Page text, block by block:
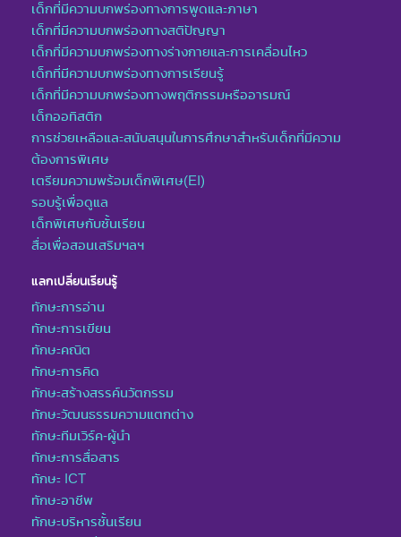
เด็กที่มีความบกพร่องทางการพูดและภาษา
เด็กที่มีความบกพร่องทางสติปัญญา
เด็กที่มีความบกพร่องทางร่างกายและการเคลื่อนไหว
เด็กที่มีความบกพร่องทางการเรียนรู้
เด็กที่มีความบกพร่องทางพฤติกรรมหรืออารมณ์
เด็กออทิสติก
การช่วยเหลือและสนับสนุนในการศึกษาสำหรับเด็กที่มีความ
ต้องการพิเศษ
เตรียมความพร้อมเด็กพิเศษ(EI)
รอบรู้เพื่อดูแล
เด็กพิเศษกับชั้นเรียน
สื่อเพื่อสอนเสริมฯลฯ
แลกเปลี่ยนเรียนรู้
ทักษะการอ่าน
ทักษะการเขียน
ทักษะคณิต
ทักษะการคิด
ทักษะสร้างสรรค์นวัตกรรม
ทักษะวัฒนธรรมความแตกต่าง
ทักษะทีมเวิร์ค-ผู้นำ
ทักษะการสื่อสาร
ทักษะ ICT
ทักษะอาชีพ
ทักษะบริหารชั้นเรียน